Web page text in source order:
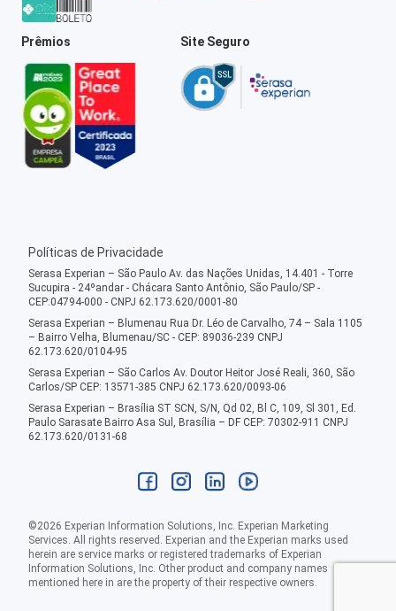
Prêmios Site Seguro
Políticas de Privacidade
Serasa Experian – São Paulo Av. das Nações Unidas, 14.401 - Torre
Sucupira - 24ºandar - Chácara Santo Antônio, São Paulo/SP -
CEP:04794-000 - CNPJ 62.173.620/0001-80
Serasa Experian – Blumenau Rua Dr. Léo de Carvalho, 74 – Sala 1105
– Bairro Velha, Blumenau/SC - CEP: 89036-239 CNPJ
62.173.620/0104-95
Serasa Experian – São Carlos Av. Doutor Heitor José Reali, 360, São
Carlos/SP CEP: 13571-385 CNPJ 62.173.620/0093-06
Serasa Experian – Brasília ST SCN, S/N, Qd 02, Bl C, 109, Sl 301, Ed.
Paulo Sarasate Bairro Asa Sul, Brasília – DF CEP: 70302-911 CNPJ
62.173.620/0131-68
©2026 Experian Information Solutions, Inc. Experian Marketing
Services. All rights reserved. Experian and the Experian marks used
herein are service marks or registered trademarks of Experian
Information Solutions, Inc. Other product and company names
mentioned here in are the property of their respective owners.